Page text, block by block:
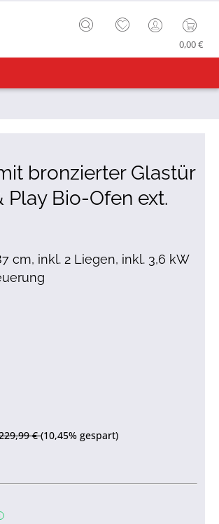
0,00 €
bronzierter Glastür
Play Bio-Ofen ext.
cm, inkl. 2 Liegen, inkl. 3,6 kW
€(10,45% gespart)